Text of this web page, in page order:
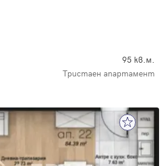
95 кв.м.
Тристаен апартамент